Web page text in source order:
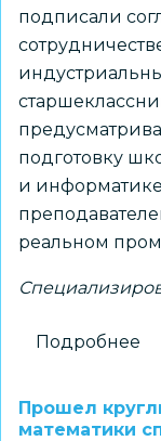
подписали
подготовку
и
реальном
Подробнее
Прошел
математики